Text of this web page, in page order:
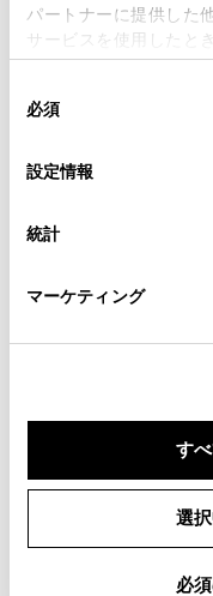
パートナーに提供した
サービスを使用したと
使用することがありま
デバイスにすべての
意したことになりま
設定の変更、同意を
「Cookie（クッキー）
必須
設定情報
統計
マーケティング
す
選
必
横滑防止装置
：ｽﾏｰﾄｷ-
ETC
安全装置・運転サポ